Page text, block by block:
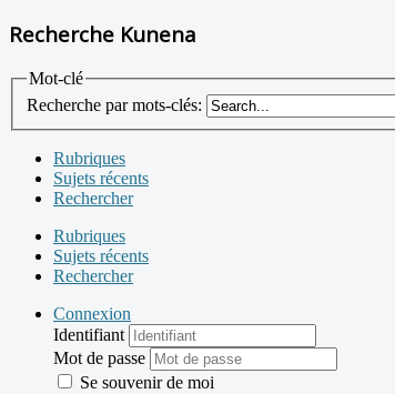
Recherche Kunena
Mot-clé
Recherche par mots-clés:
Rubriques
Sujets récents
Rechercher
Rubriques
Sujets récents
Rechercher
Connexion
Identifiant
Mot de passe
Se souvenir de moi